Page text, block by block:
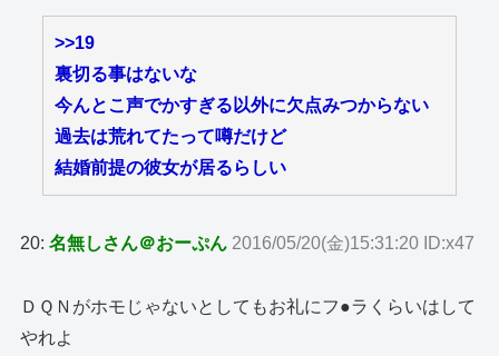
>>19
裏切る事はないな
今んとこ声でかすぎる以外に欠点みつからない
過去は荒れてたって噂だけど
結婚前提の彼女が居るらしい
20:名無しさん＠おーぷん 2016/05/20(金)15:31:20 ID:x47
ＤＱＮがホモじゃないとしてもお礼にフ●ラくらいはして
やれよ